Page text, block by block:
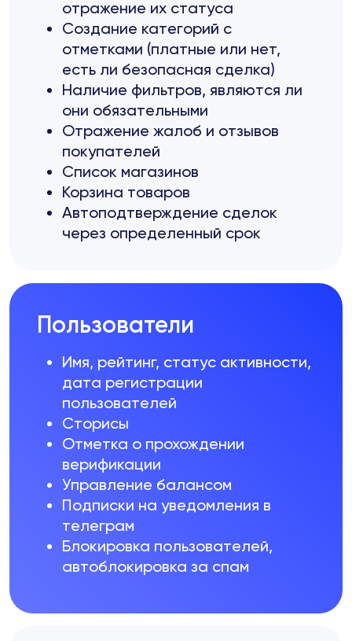
отражение их статуса
Создание категорий с
отметками (платные или нет,
есть ли безопасная сделка)
Наличие фильтров, являются ли
они обязательными
Отражение жалоб и отзывов
покупателей
Список магазинов
Корзина товаров
Автоподтверждение сделок
через определенный срок
Пользователи
Имя, рейтинг, статус активности,
дата регистрации
пользователей
Сторисы
Отметка о прохождении
верификации
Управление балансом
Подписки на уведомления в
телеграм
Блокировка пользователей,
автоблокировка за спам